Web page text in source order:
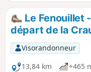
Le Fenouillet
départ de la
Visorandonneur
13,84 km
+465